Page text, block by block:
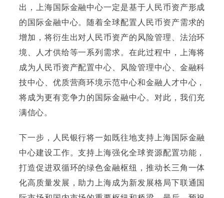
出，上海国际金融中心一定是基于人民币资产形成
的国际金融中心。 随着全球配置人民币资产需求的
增加，将衍生出对人民币资产的风险管理、法治环
境、人才供给等一系列需求。在此过程中，上海将
成为人民币资产配置中心、风险管理中心、金融科
技中心、优质营商环境示范中心和金融人才中心，
将成为更有竞争力的国际金融中心。 对此，我们充
满信心。
下一步，人民银行将一如既往地支持上海国际金融
中心建设工作。支持上海强化全球资源配置功能，
打造促进双循环的绿色金融枢纽，推动长三角一体
化高质量发展，助力上海成为新发展格局下联通国